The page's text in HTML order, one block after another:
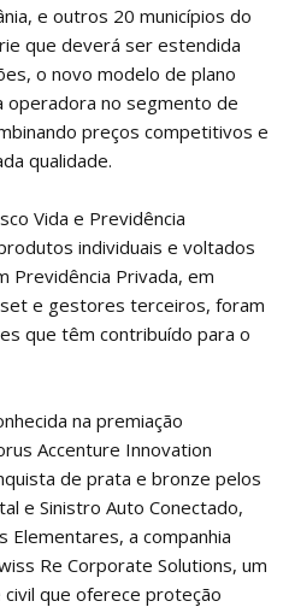
e outros 20 municípios do
que deverá ser estendida
o novo modelo de plano
operadora no segmento de
preços competitivos e
qualidade.
Vida e Previdência
individuais e voltados
Previdência Privada, em
e gestores terceiros, foram
que têm contribuído para o
na premiação
Accenture Innovation
de prata e bronze pelos
e Sinistro Auto Conectado,
Elementares, a companhia
Re Corporate Solutions, um
que oferece proteção